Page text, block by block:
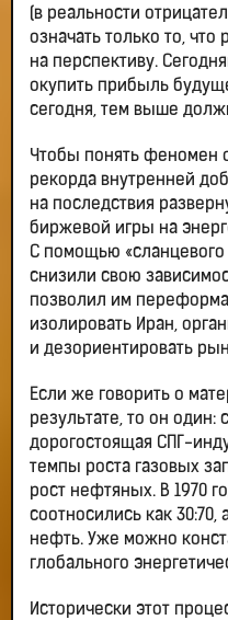
(в реальности
означать только то, что
на перспективу.
окупить прибыль
сегодня, тем выше
Чтобы понять феномен
рекорда внутренней
на последствия
биржевой игры на
С помощью
снизили свою
позволил им
изолировать Иран,
и дезориентировать
Если же говорить о
результате, то он один:
дорогостоящая СПГ-
темпы роста газовых
рост нефтяных. В 1970
соотносились как 30:70,
нефть. Уже можно
глобального
Исторически этот